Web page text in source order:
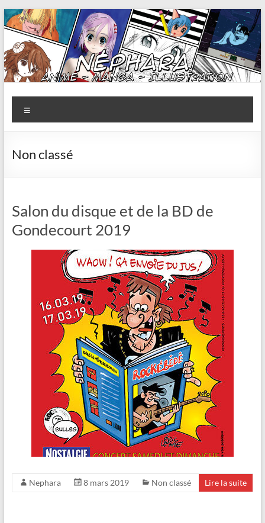
Aller
au
contenu
Nephara
Fouttoir
de
Non classé
Salon du disque et de la BD de
Gondecourt 2019
Nephara 8 mars 2019 Non classé Lire la suite